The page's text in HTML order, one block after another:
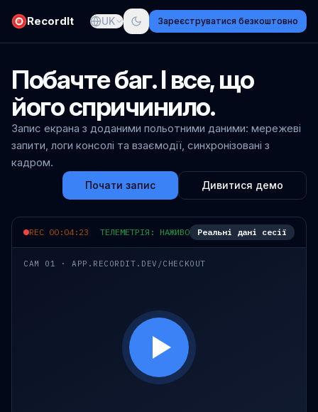
RecordIt UK Зареєструватися безкоштовно
Побачте баг. І все, що
його спричинило.
Запис екрана з доданими польотними даними: мережеві
запити, логи консолі та взаємодії, синхронізовані з
кадром.
Почати запис Дивитися демо
REC 00:04:23 ТЕЛЕМЕТРІЯ: НАЖИВО Реальні дані сесії
CAM 01 · APP.RECORDIT.DEV/CHECKOUT